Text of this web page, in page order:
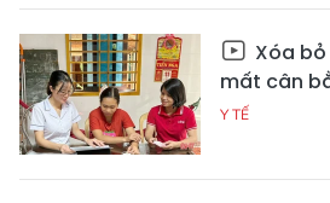
Xóa
mất cân
Y TẾ